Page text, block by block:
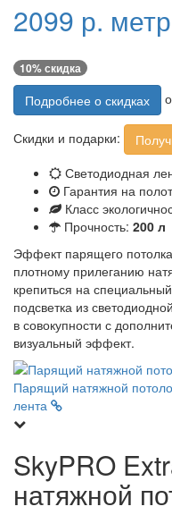
2099 р. метр
10% скидка
Подробнее о скидках
Скидки и подарки:
Светодиодная
Гарантия на
Класс
Прочность: 200 л
Эффект парящего
плотному прилеганию
крепиться на
подсветка из
в совокупности с
визуальный эффект.
Парящий натяжной
лента
SkyPRO
натяжной